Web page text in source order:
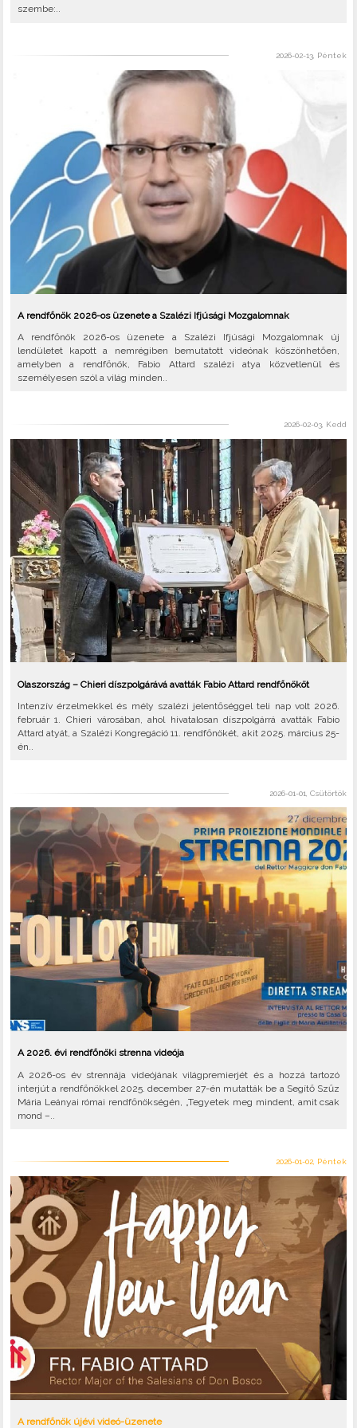
szembe:..
2026-02-13, Péntek
A rendfőnök 2026-os üzenete a Szalézi Ifjúsági Mozgalomnak
A rendfőnök 2026-os üzenete a Szalézi Ifjúsági Mozgalomnak új
lendületet kapott a nemrégiben bemutatott videónak köszönhetően,
amelyben a rendfőnök, Fabio Attard szalézi atya közvetlenül és
személyesen szól a világ minden..
2026-02-03, Kedd
Olaszország – Chieri díszpolgárává avatták Fabio Attard rendfőnököt
Intenzív érzelmekkel és mély szalézi jelentőséggel teli nap volt 2026.
február 1. Chieri városában, ahol hivatalosan díszpolgárrá avatták Fabio
Attard atyát, a Szalézi Kongregáció 11. rendfőnökét, akit 2025. március 25-
én..
2026-01-01, Csütörtök
A 2026. évi rendfőnöki strenna videója
A 2026-os év strennája videójának világpremierjét és a hozzá tartozó
interjút a rendfőnökkel 2025. december 27-én mutatták be a Segítő Szűz
Mária Leányai római rendfőnökségén, „Tegyetek meg mindent, amit csak
mond –..
2026-01-02, Péntek
A rendfőnök újévi videó-üzenete